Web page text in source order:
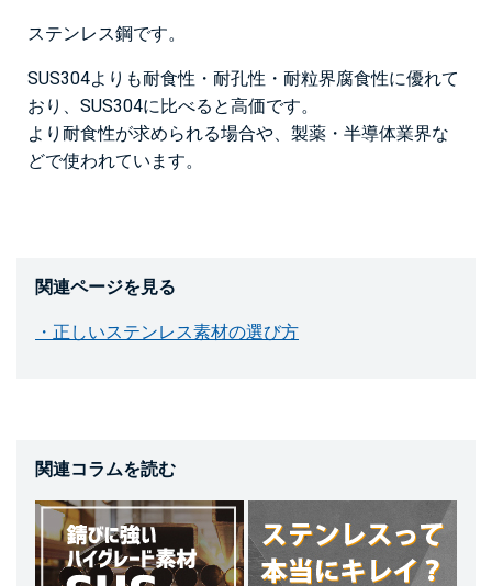
ステンレス鋼です。
SUS304よりも耐食性・耐孔性・耐粒界腐食性に優れて
おり、SUS304に比べると高価です。
より耐食性が求められる場合や、製薬・半導体業界な
どで使われています。
関連ページを見る
・正しいステンレス素材の選び方
関連コラムを読む